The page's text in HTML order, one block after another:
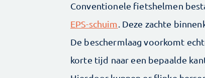
Conventionele fietshelmen
EPS-schuim. Deze zachte
De beschermlaag voorkomt
korte tijd naar een bepaalde